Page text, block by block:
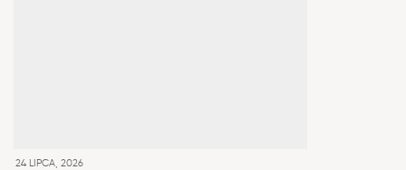
24 LIPCA, 2026